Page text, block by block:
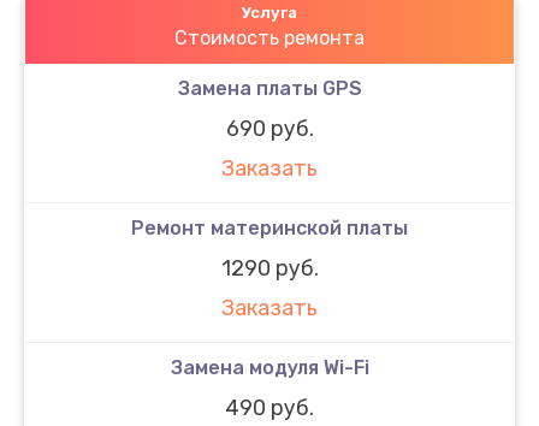
Услуга
Стоимость ремонта
Замена платы GPS
690 руб.
Заказать
Ремонт материнской платы
1290 руб.
Заказать
Замена модуля Wi-Fi
490 руб.